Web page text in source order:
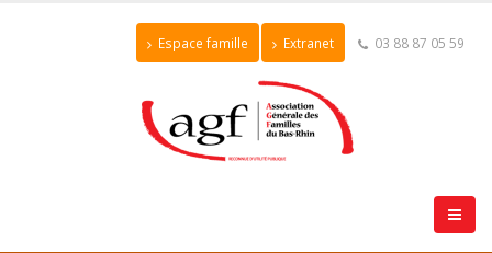
Espace famille Extranet 03 88 87 05 59